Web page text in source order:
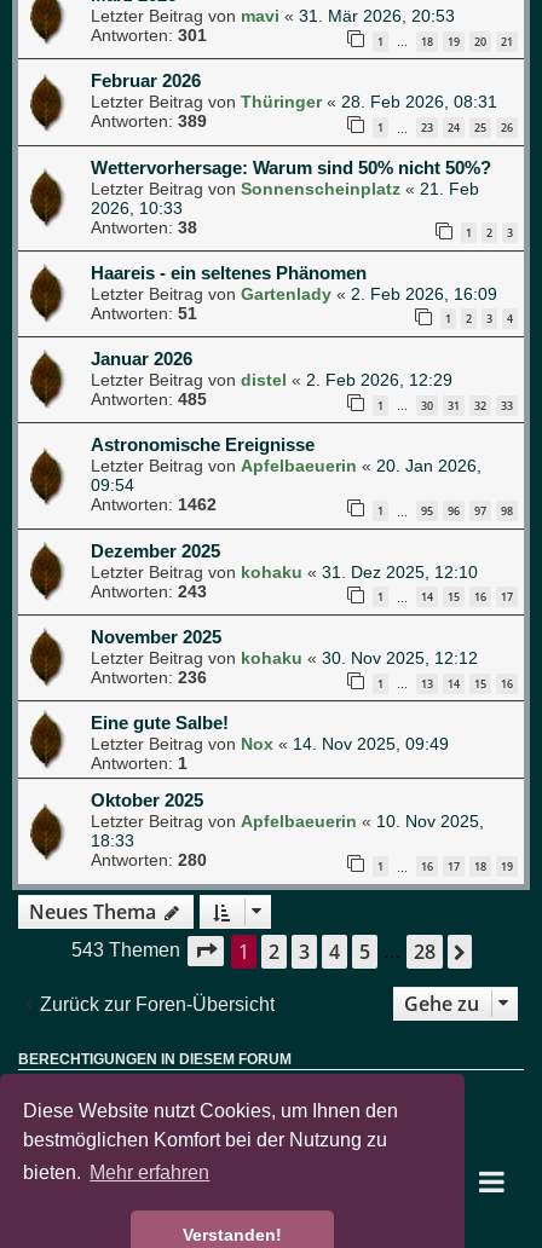
Diese Website nutzt Cookies, um Ihnen den
bestmöglichen Komfort bei der Nutzung zu
bieten. Mehr erfahren
Verstanden!
Letzter Beitrag von mavi « 31. Mär 2026, 20:53
Antworten: 301 1 … 18 19 20 21
Februar 2026
Letzter Beitrag von Thüringer« 28. Feb 2026, 08:31
Antworten: 389 1 23 24 25 26
Wettervorhersage: Warum sind 50% nicht 50%?
Letzter Beitrag von Sonnenscheinplatz « 21. Feb
2026, 10:33
Antworten: 38 1 2 3
Haareis - ein seltenes Phänomen
Letzter Beitrag von Gartenlady « 2. Feb 2026, 16:09
Antworten: 51 1 2 3 4
Januar 2026
Letzter Beitrag von distel « 2. Feb 2026, 12:29
Antworten: 485 1 … 30 31 32 33
Astronomische Ereignisse
Letzter Beitrag von Apfelbaeuerin « 20. Jan 2026,
09:54
Antworten: 1462 1 95 96 97 98
Dezember 2025
Letzter Beitrag von kohaku « 31. Dez 2025, 12:10
Antworten: 243 1 … 14 15 16 17
November 2025
Letzter Beitrag von kohaku « 30. Nov 2025, 12:12
Antworten: 236 1 … 13 14 15 16
Eine gute Salbe!
Letzter Beitrag von Nox « 14. Nov 2025, 09:49
Antworten: 1
Oktober 2025
Letzter Beitrag von Apfelbaeuerin « 10. Nov 2025,
18:33
Antworten: 280 1 16 17 18 19
Neues Thema
543 Themen Seite 1von 28
1 2 3 4 5 … 28
Zurück zur Foren-Übersicht Gehe zu
BERECHTIGUNGEN IN DIESEM FORUM
Sie dürfen Ihre Beiträge in diesem Forumnicht ändern.
Sie dürfenkeineDateianhänge in diesem Forum erstellen.
garten-pur Portal
Powered byphpBB® Forum Software © phpBB Limited